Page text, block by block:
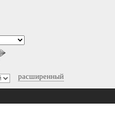
расширенный